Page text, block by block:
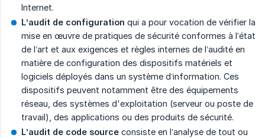
Internet.
L’audit de configuration qui a pour vocation de vérifier la
mise en œuvre de pratiques de sécurité conformes à l’état
de l’art et aux exigences et règles internes de l’audité en
matière de configuration des dispositifs matériels et
logiciels déployés dans un système d’information. Ces
dispositifs peuvent notamment être des équipements
réseau, des systèmes d'exploitation (serveur ou poste de
travail), des applications ou des produits de sécurité.
L’audit de code source consiste en l’analyse de tout ou